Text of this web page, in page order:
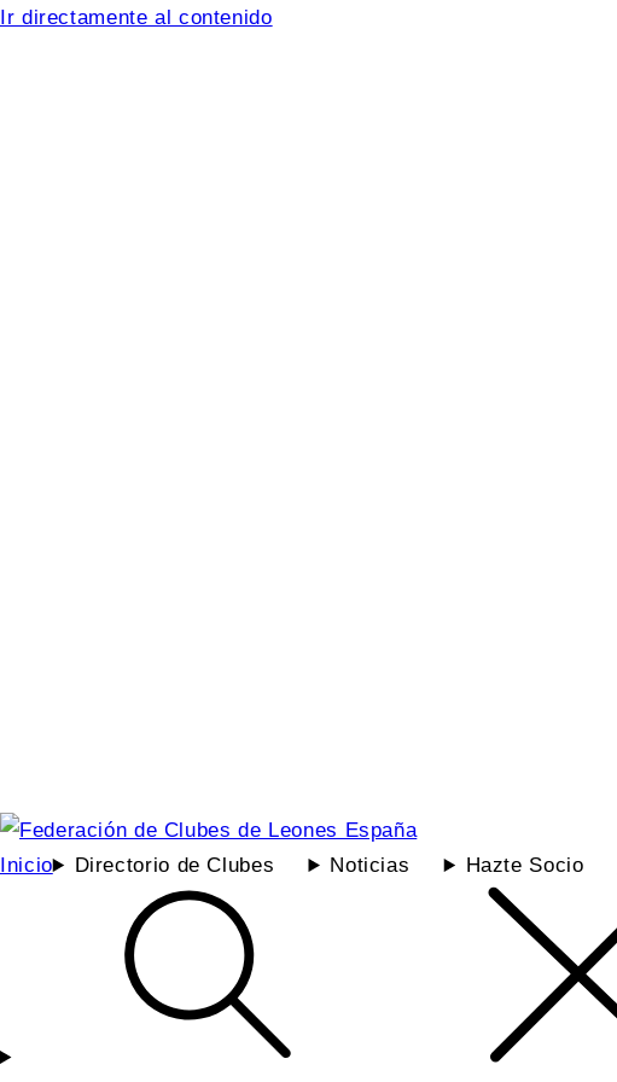
Ir directamente al contenido
Inicio Directorio de Clubes Noticias Hazte Socio